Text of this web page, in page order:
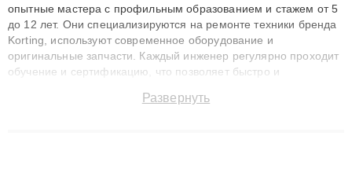
опытные мастера с профильным образованием и стажем от 5
до 12 лет. Они специализируются на ремонте техники бренда
Korting, используют современное оборудование и
оригинальные запчасти. Каждый инженер регулярно проходит
обучение и сертификацию, что позволяет быстро и
сохранением гарантии до 3 лет. Наши мастера решают
Развернуть